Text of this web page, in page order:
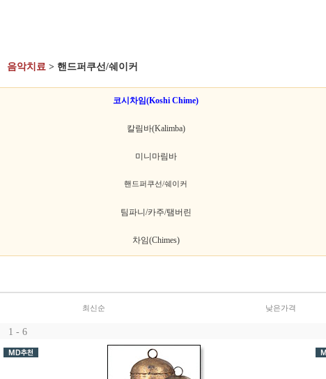
음악치료 > 핸드퍼쿠선/쉐이커
코시차임(Koshi Chime)
칼림바(Kalimba)
미니마림바
핸드퍼쿠선/쉐이커
팀파니/카주/탬버린
차임(Chimes)
최신순 낮은가격
1 - 6